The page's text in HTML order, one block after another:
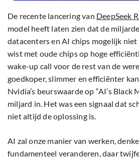
De recente lancering van DeepSeek
model heeft laten zien dat de
datacenters en AI chips mogelijk
wist met oude chips op hoge
wake-up call voor de rest van de
goedkoper, slimmer en efficiënter
Nvidia’s beurswaarde op “AI’s Black
miljard in. Het was een signaal dat
niet altijd de oplossing is.
AI zal onze manier van werken,
fundamenteel veranderen, daar